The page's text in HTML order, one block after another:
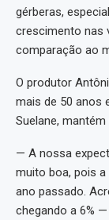
gérberas,
crescimento nas
comparação ao
O produtor
mais de 50 anos
Suelane,
— A nossa
muito boa, pois
ano passado.
chegando a 6%